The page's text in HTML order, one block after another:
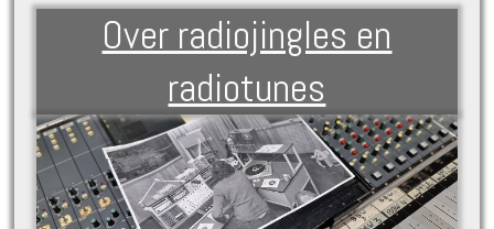
Over radiojingles en
radiotunes